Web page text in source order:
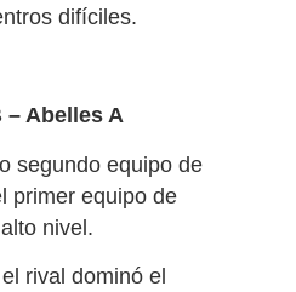
difíciles.
– Abelles A
segundo equipo de
primer equipo de
nivel.
rival dominó el